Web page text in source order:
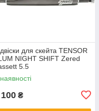
для скейта TENSOR
NIGHT SHIFT Zered
5.5
₴